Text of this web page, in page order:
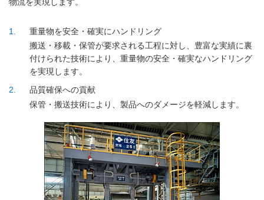
1
重量物を安全・確実にハンドリング
搬送・移載・保管が要求される工程に対し、豊富な実績に裏
付けられた技術により、重量物の安全・確実なハンドリング
を実現します。
2
品質確保への貢献
保管・搬送技術により、製品へのダメージを軽減します。